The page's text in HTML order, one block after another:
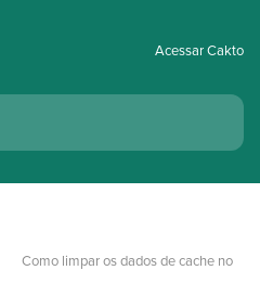
Acessar Cakto
Como limpar os dados de cache no